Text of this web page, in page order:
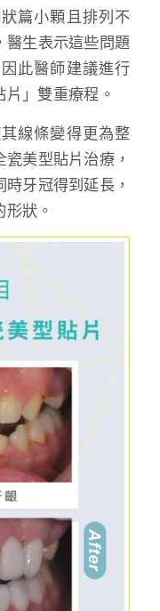
篇小顆且排列不
醫生表示這些問題
此醫師建議進行
片」雙重療程。
線條變得更為整
美型貼片治療，
牙冠得到延長，
狀。